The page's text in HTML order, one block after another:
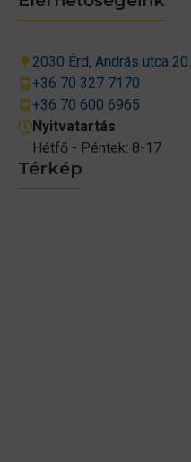
Térkép
2030 Érd, András utca 20.
+36 70 327 7170
+36 70 600 6965
Nyitvatartás
Hétfő - Péntek: 8-17